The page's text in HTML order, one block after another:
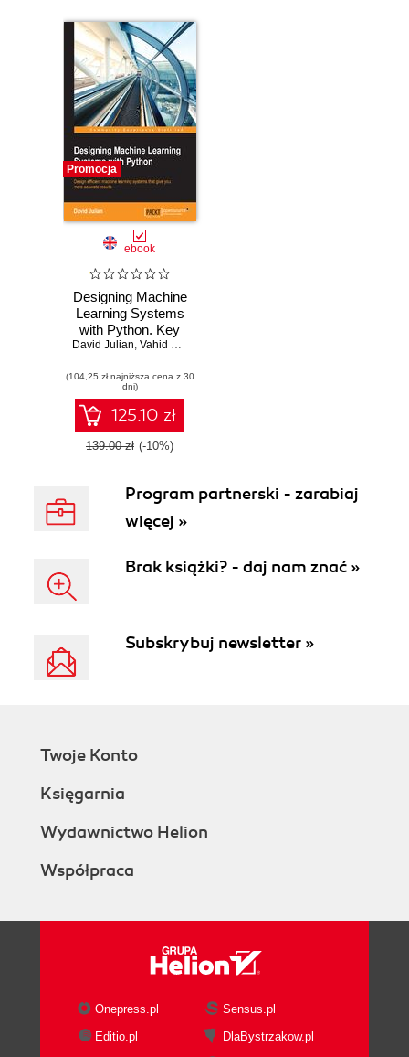
Promocja
ebook
Designing Machine
Learning Systems
with Python. Key
design strategies
systems
David Julian, Vahid Mirjalili
(104,25 zł najniższa cena z 30
dni)
125.10 zł
139.00 zł (-10%)
Program partnerski - zarabiaj
więcej »
Brak książki? - daj nam znać »
Subskrybuj newsletter »
Twoje Konto
Księgarnia
Wydawnictwo Helion
Współpraca
Onepress.pl
Sensus.pl
Editio.pl
DlaBystrzakow.pl